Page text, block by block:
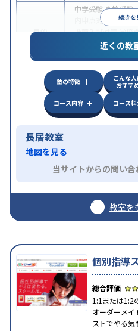
続きを
目的
中学受験高校受験
内申点対策
学習習
推薦入試対策学校
共通テスト対策
特徴
中高一貫校生に対応
可能
不登校生に対
の子どもに対応 自
近くの教
塾の特徴
こんな人
おすす
コース内容
コース料
長居教室
地図を見る
当サイトからの問い
教室を
個別指導
1:1または1:2
オーダーメイ
ストでやる気